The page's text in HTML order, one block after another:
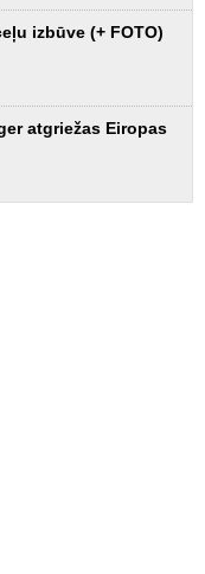
izbūve (+ FOTO)
atgriežas Eiropas